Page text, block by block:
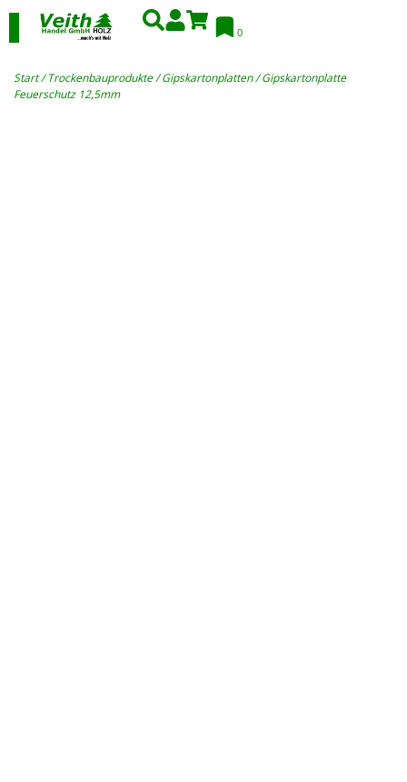
0
Start/Trockenbauprodukte/Gipskartonplatten/ Gipskartonplatte
Feuerschutz 12,5mm